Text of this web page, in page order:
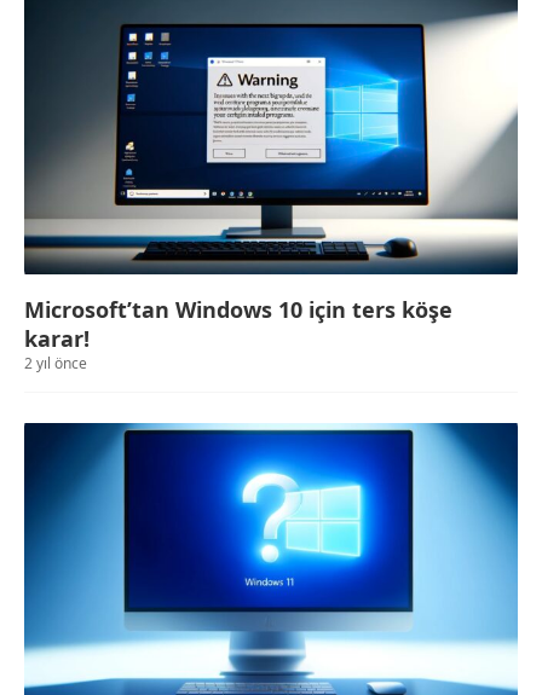
Microsoft’tan Windows 10 için ters köşe
karar!
2 yıl önce